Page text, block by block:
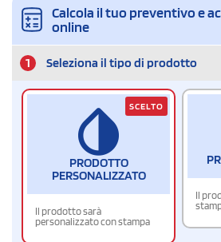
Calcola il tuo preventivo e
online
1 Seleziona il tipo di prodotto
PRODOTTO
PERSONALIZZATO
Il prodotto sarà
personalizzato con stampa
SCELTO
Il